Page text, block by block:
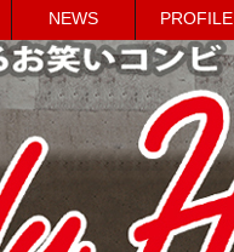
NEWS PROFILE